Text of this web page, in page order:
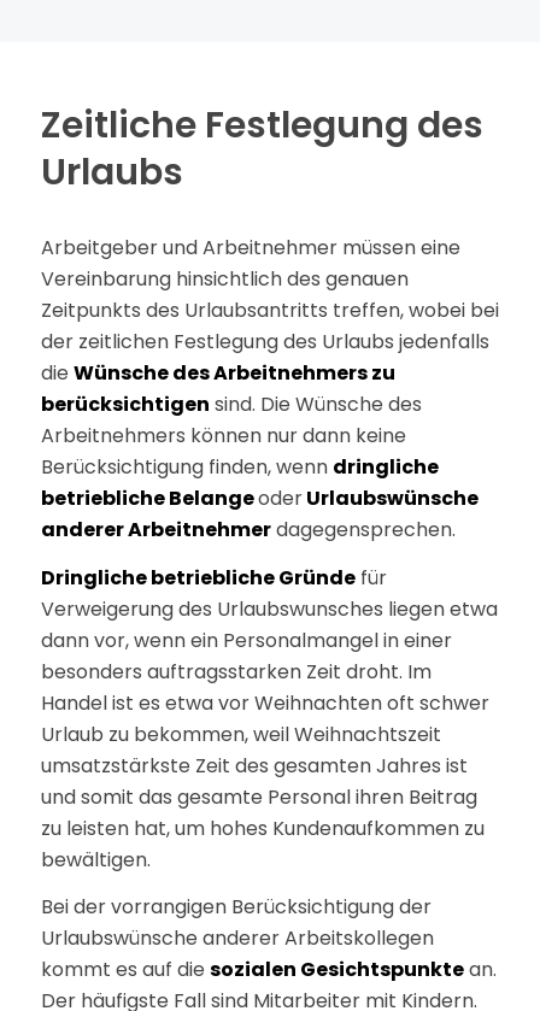
Zeitliche Festlegung des
Urlaubs
Arbeitgeber und Arbeitnehmer müssen eine
Vereinbarung hinsichtlich des genauen
Zeitpunkts des Urlaubsantritts treffen, wobei bei
der zeitlichen Festlegung des Urlaubs jedenfalls
die Wünsche des Arbeitnehmers zu
berücksichtigen sind. Die Wünsche des
Arbeitnehmers können nur dann keine
Berücksichtigung finden, wenn dringliche
betriebliche BelangeoderUrlaubswünsche
anderer Arbeitnehmerdagegensprechen.
Dringliche betriebliche Gründefür
Verweigerung des Urlaubswunsches liegen etwa
dann vor, wenn ein Personalmangel in einer
besonders auftragsstarken Zeit droht. Im
Handel ist es etwa vor Weihnachten oft schwer
Urlaub zu bekommen, weil Weihnachtszeit
umsatzstärkste Zeit des gesamten Jahres ist
und somit das gesamte Personal ihren Beitrag
zu leisten hat, um hohes Kundenaufkommen zu
bewältigen.
Bei der vorrangigen Berücksichtigung der
Urlaubswünsche anderer Arbeitskollegen
kommt es auf die sozialen Gesichtspunktean.
Der häufigste Fall sind Mitarbeiter mit Kindern.